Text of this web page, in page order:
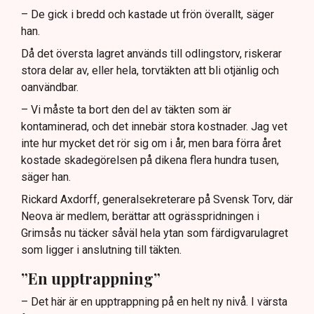
– De gick i bredd och kastade ut frön överallt, säger
han.
Då det översta lagret används till odlingstorv, riskerar
stora delar av, eller hela, torvtäkten att bli otjänlig och
oanvändbar.
– Vi måste ta bort den del av täkten som är
kontaminerad, och det innebär stora kostnader. Jag vet
inte hur mycket det rör sig om i år, men bara förra året
kostade skadegörelsen på dikena flera hundra tusen,
säger han.
Rickard Axdorff, generalsekreterare på Svensk Torv, där
Neova är medlem, berättar att ogrässpridningen i
Grimsås nu täcker såväl hela ytan som färdigvarulagret
som ligger i anslutning till täkten.
”En upptrappning”
– Det här är en upptrappning på en helt ny nivå. I värsta